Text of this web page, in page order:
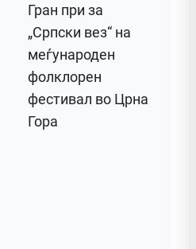
Гран при за
„Српски вез“ на
меѓународен
фолклорен
фестивал во Црна
Гора